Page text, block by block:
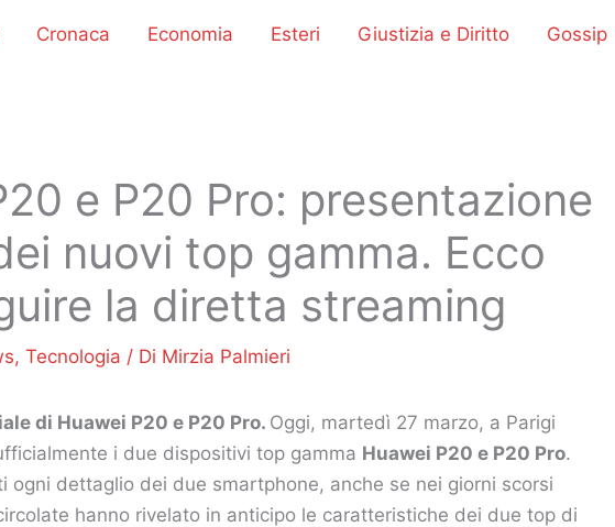
Cronaca Economia Esteri Giustizia e Diritto Gossip
e P20 Pro: presentazione
nuovi top gamma. Ecco
la diretta streaming
, Tecnologia / Di Mirzia Palmieri
di Huawei P20 e P20 Pro. Oggi, martedì 27 marzo, a Parigi
i due dispositivi top gamma Huawei P20 e P20 Pro.
ogni dettaglio dei due smartphone, anche se nei giorni scorsi
hanno rivelato in anticipo le caratteristiche dei due top di